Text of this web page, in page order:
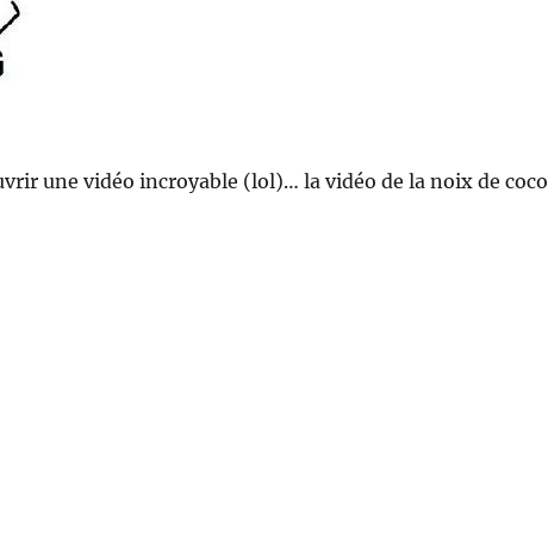
une vidéo incroyable (lol)… la vidéo de la noix de coco